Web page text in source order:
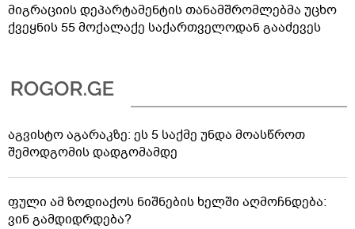
მიგრაციის დეპარტამენტის თანამშრომლებმა უცხო
ქვეყნის 55 მოქალაქე საქართველოდან გააძევეს
აგვისტო აგარაკზე: ეს 5 საქმე უნდა მოასწროთ
შემოდგომის დადგომამდე
ფული ამ ზოდიაქოს ნიშნების ხელში აღმოჩნდება:
ვინ გამდიდრდება?